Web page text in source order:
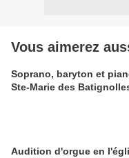
Vous aimerez
Soprano, baryton et
Ste-Marie des
Audition d'orgue en